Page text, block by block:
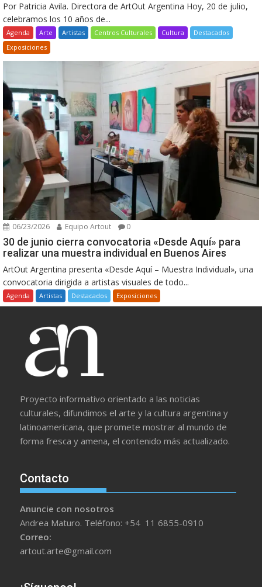
Por Patricia Avila. Directora de ArtOut Argentina Hoy, 20 de julio,
celebramos los 10 años de...
Agenda Arte Artistas Centros Culturales Cultura
Destacados
Exposiciones
06/23/2026 Equipo Artout 0
30 de junio cierra convocatoria «Desde Aquí» para
realizar una muestra individual en Buenos Aires
ArtOut Argentina presenta «Desde Aquí – Muestra Individual», una
convocatoria dirigida a artistas visuales de todo...
Agenda Artistas Destacados Exposiciones
Proyecto informativo orientado a las noticias
culturales, difundimos el arte y la cultura argentina y
latinoamericana, que promete mostrar al mundo de
forma fresca y amena, el contenido más actualizado.
Contacto
Anuncie con nosotros
Andrea Maturo. Teléfono: +54 11 6855-0910
Correo:
artout.arte@gmail.com